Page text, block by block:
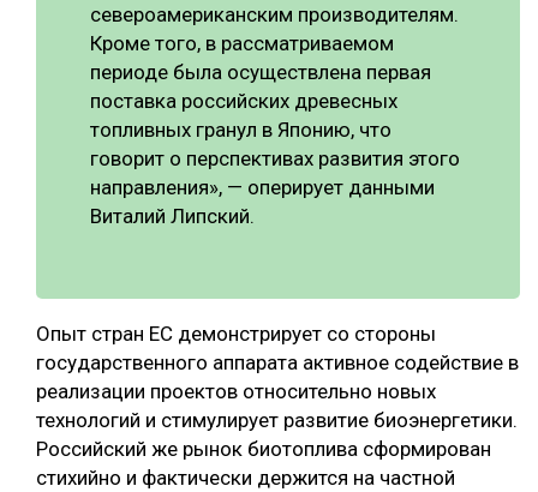
североамериканским производителям.
Кроме того, в рассматриваемом
периоде была осуществлена первая
поставка российских древесных
топливных гранул в Японию, что
говорит о перспективах развития этого
направления», — оперирует данными
Виталий Липский.
Опыт стран ЕС демонстрирует со стороны
государственного аппарата активное содействие в
реализации проектов относительно новых
технологий и стимулирует развитие биоэнергетики.
Российский же рынок биотоплива сформирован
стихийно и фактически держится на частной